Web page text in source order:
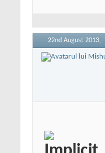
22nd August 2013,